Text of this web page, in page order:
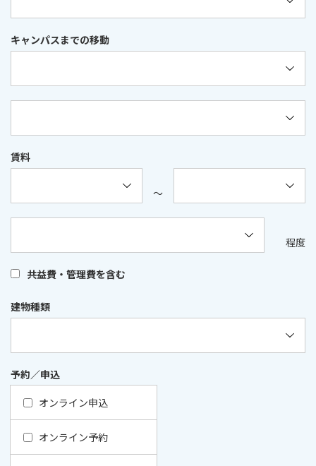
キャンパスまでの移動
賃料
〜
程度
共益費・管理費を含む
建物種類
予約／申込
オンライン申込
オンライン予約